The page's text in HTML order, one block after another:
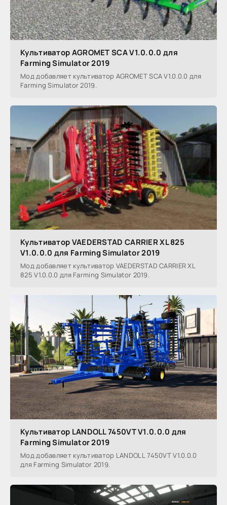
Культиватор AGROMET SCA V1.0.0.0 для
Farming Simulator 2019
Мод добавляет культиватор AGROMET SCA V1.0.0.0 для
Farming Simulator 2019.
Культиватор VAEDERSTAD CARRIER XL 825
V1.0.0.0 для Farming Simulator 2019
Мод добавляет культиватор VAEDERSTAD CARRIER XL
825 V1.0.0.0 для Farming Simulator 2019.
Культиватор LANDOLL 7450VT V1.0.0.0 для
Farming Simulator 2019
Мод добавляет культиватор LANDOLL 7450VT V1.0.0.0
для Farming Simulator 2019.